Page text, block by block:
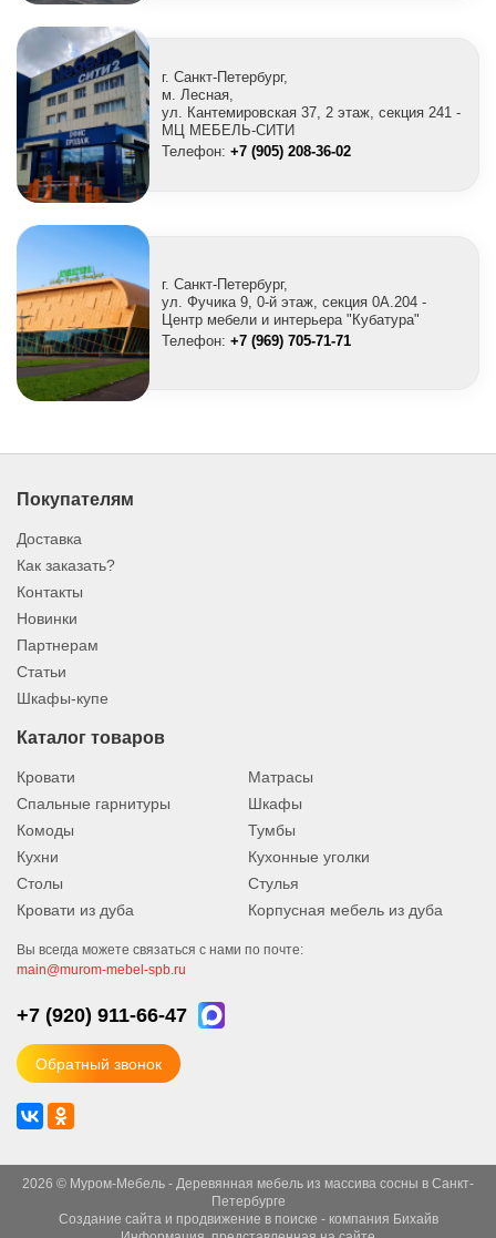
г. Санкт-Петербург,
м. Лесная,
ул. Кантемировская 37, 2 этаж, секция 241 -
МЦ МЕБЕЛЬ-СИТИ
Телефон: +7 (905) 208-36-02
г. Санкт-Петербург,
ул. Фучика 9, 0-й этаж, секция 0A.204 -
Центр мебели и интерьера "Кубатура"
Телефон: +7 (969) 705-71-71
Покупателям
Доставка
Как заказать?
Контакты
Новинки
Партнерам
Статьи
Шкафы-купе
Каталог товаров
Кровати
Матрасы
Спальные гарнитуры
Шкафы
Комоды
Тумбы
Кухни
Кухонные уголки
Столы
Стулья
Кровати из дуба
Корпусная мебель из дуба
Вы всегда можете связаться с нами по почте:
main@murom-mebel-spb.ru
+7 (920) 911-66-47
Обратный звонок
2026 © Муром-Мебель - Деревянная мебель из массива сосны в Санкт-
Петербурге
Создание сайтаи продвижение в поиске - компания Бихайв